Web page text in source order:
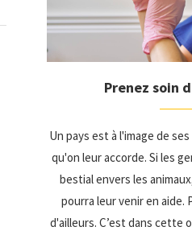
Prenez soin
Un pays est à l'image de
qu'on leur accorde. Si les
bestial envers les
pourra leur venir en aide.
d'ailleurs. C’est dans cette